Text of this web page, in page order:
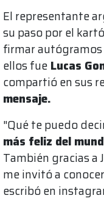
El representante
su paso por el
firmar autógramos
ellos fue Lucas
compartió en sus
mensaje.
"Qué te puedo
más feliz del
También gracias a
me invitó a
escribó en